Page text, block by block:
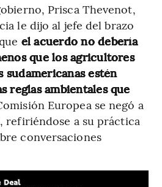
Prisca Thevenot,
le dijo al jefe del brazo
el acuerdo no debería
que los agricultores
estén
reglas ambientales que
Europea se negó a
refiriéndose a su práctica
conversaciones